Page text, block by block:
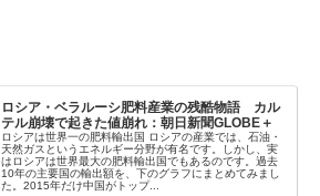
ロシア・ベラルーシ肥料産業の残酷物語 カル
テル崩壊で起きた値崩れ：朝日新聞GLOBE＋
ロシアは世界一の肥料輸出国 ロシアの産業では、石油・
天然ガスというエネルギー分野が有名です。しかし、実
はロシアは世界最大の肥料輸出国でもあるのです。過去
10年の主要国の輸出額を、下のグラフにまとめてみまし
た。2015年だけ中国がトップ...